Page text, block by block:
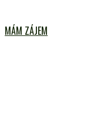
MÁM ZÁJEM